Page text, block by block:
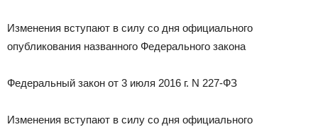
Изменения вступают в силу со дня официального
опубликования названного Федерального закона
Федеральный закон от 3 июля 2016 г. N 227-ФЗ
Изменения вступают в силу со дня официального